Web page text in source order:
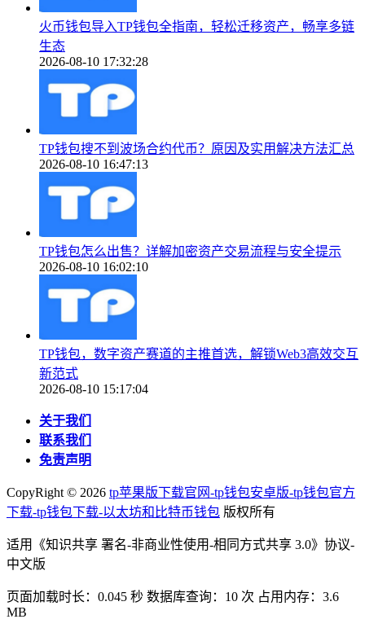
火币钱包导入TP钱包全指南，轻松迁移资产，畅享多链
生态
2026-08-10 17:32:28
TP钱包搜不到波场合约代币？原因及实用解决方法汇总
2026-08-10 16:47:13
TP钱包怎么出售？详解加密资产交易流程与安全提示
2026-08-10 16:02:10
TP钱包，数字资产赛道的主推首选，解锁Web3高效交互
新范式
2026-08-10 15:17:04
关于我们
联系我们
免责声明
CopyRight © 2026 tp苹果版下载官网-tp钱包安卓版-tp钱包官方
下载-tp钱包下载-以太坊和比特币钱包 版权所有
适用《知识共享 署名-非商业性使用-相同方式共享 3.0》协议-
中文版
页面加载时长：0.045 秒 数据库查询：10 次 占用内存：3.6
MB